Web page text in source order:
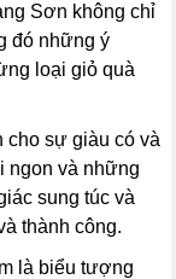
Sơn không chỉ
đó những ý
loại giỏ quà
cho sự giàu có và
ngon và những
sung túc và
thành công.
là biểu tượng